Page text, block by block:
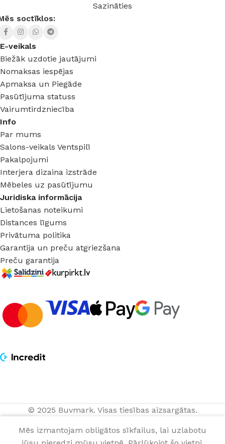
Sazināties
soctīklos:
E-veikals
Biežāk uzdotie jautājumi
Nomaksas iespējas
Apmaksa un Piegāde
Pasūtījuma statuss
Vairumtirdzniecība
Info
Par mums
Salons-veikals Ventspilī
Pakalpojumi
Interjera dizaina izstrāde
Mēbeles uz pasūtījumu
Juridiska informācija
Lietošanas noteikumi
Distances līgums
Privātuma politika
Garantija un preču atgriezšana
Preču garantija
© 2025 Buvmark. Visas tiesības aizsargātas.
Mēs izmantojam obligātos sīkfailus, lai uzlabotu